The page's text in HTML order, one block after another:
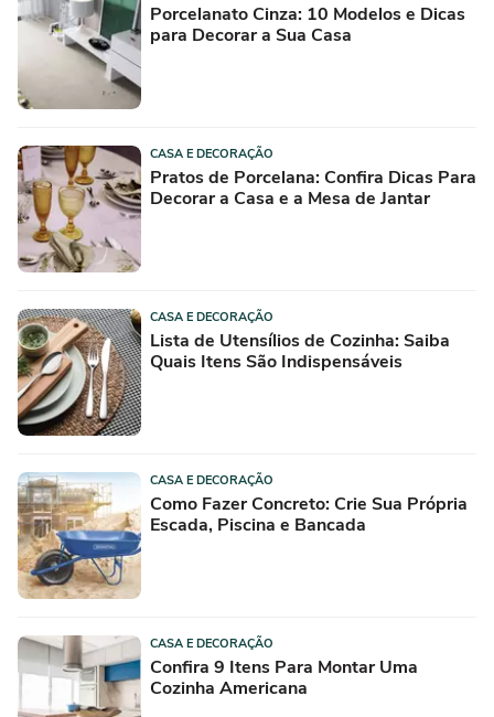
Porcelanato Cinza: 10 Modelos e Dicas
para Decorar a Sua Casa
CASA E DECORAÇÃO
Pratos de Porcelana: Confira Dicas Para
Decorar a Casa e a Mesa de Jantar
CASA E DECORAÇÃO
Lista de Utensílios de Cozinha: Saiba
Quais Itens São Indispensáveis
CASA E DECORAÇÃO
Como Fazer Concreto: Crie Sua Própria
Escada, Piscina e Bancada
CASA E DECORAÇÃO
Confira 9 Itens Para Montar Uma
Cozinha Americana